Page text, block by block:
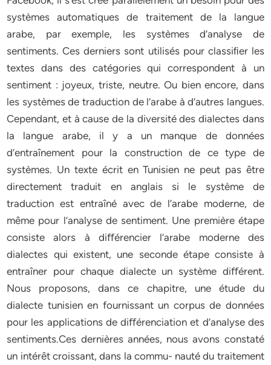
systèmes automatiques de traitement de la langue
arabe, par exemple, les systèmes d’analyse de
sentiments. Ces derniers sont utilisés pour classiﬁer les
textes dans des catégories qui correspondent à un
sentiment : joyeux, triste, neutre. Ou bien encore, dans
les systèmes de traduction de l’arabe à d’autres langues.
Cependant, et à cause de la diversité des dialectes dans
la langue arabe, il y a un manque de données
d’entraînement pour la construction de ce type de
systèmes. Un texte écrit en Tunisien ne peut pas être
directement traduit en anglais si le système de
traduction est entraîné avec de l’arabe moderne, de
même pour l’analyse de sentiment. Une première étape
consiste alors à diﬀérencier l’arabe moderne des
dialectes qui existent, une seconde étape consiste à
entraîner pour chaque dialecte un système diﬀérent.
Nous proposons, dans ce chapitre, une étude du
dialecte tunisien en fournissant un corpus de données
pour les applications de diﬀérenciation et d’analyse des
sentiments.Ces dernières années, nous avons constaté
un intérêt croissant, dans la commu- nauté du traitement